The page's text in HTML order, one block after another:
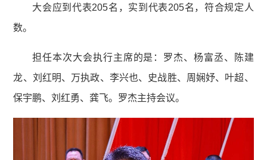
大会应到代表205名，实到代表205名，符合规定人
数。
担任本次大会执行主席的是：罗杰、杨富丞、陈建
龙、刘红明、万执政、李兴也、史战胜、周娴妤、叶超、
保宇鹏、刘红勇、龚飞。罗杰主持会议。